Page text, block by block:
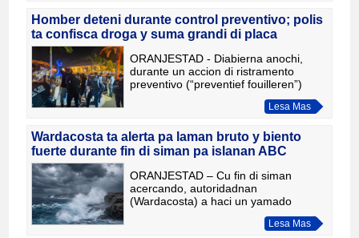
Homber deteni durante control preventivo; polis
ta confisca droga y suma grandi di placa
ORANJESTAD - Diabierna anochi,
durante un accion di ristramento
preventivo (“preventief fouilleren”)
enfoca riba posesion di arma di
candela den districtonan di Noord y
Lesa Mas
Wardacosta ta alerta pa laman bruto y biento
fuerte durante fin di siman pa islanan ABC
ORANJESTAD – Cu fin di siman
acercando, autoridadnan
(Wardacosta) a haci un yamado
urgente diabierna atardi na
comunidad di Aruba, Corsou y Boneiru
Lesa Mas